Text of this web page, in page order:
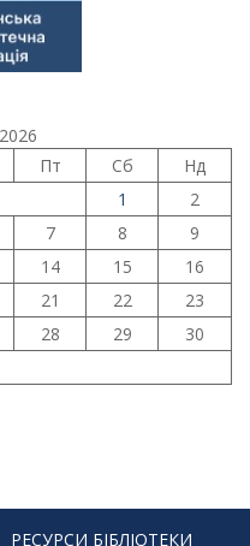
Пт Сб
Нд
1
2
7 8
9
14 15
16
21 22
23
28 29
30
РЕСУРСИ БІБЛІОТЕКИ